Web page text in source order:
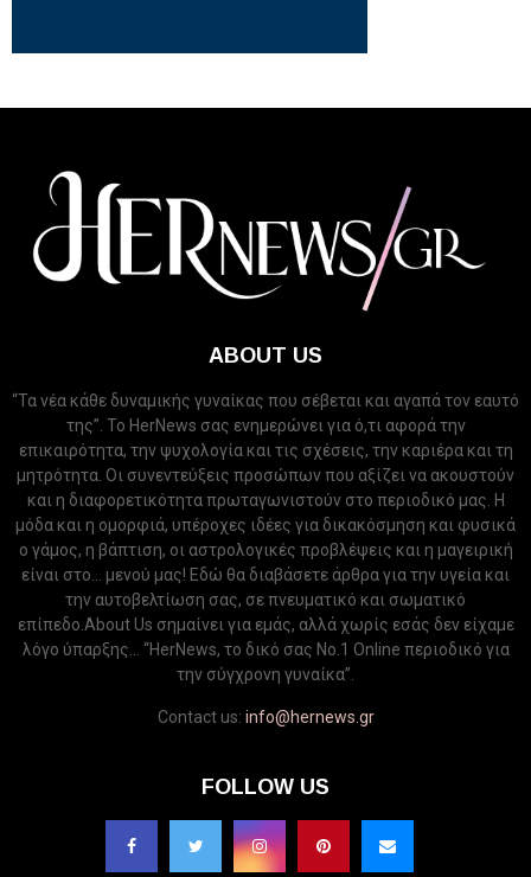
ABOUT US
“Τα νέα κάθε δυναμικής γυναίκας που σέβεται και αγαπά τον εαυτό
της”. Το HerNews σας ενημερώνει για ό,τι αφορά την
επικαιρότητα, την ψυχολογία και τις σχέσεις, την καριέρα και τη
μητρότητα. Οι συνεντεύξεις προσώπων που αξίζει να ακουστούν
και η διαφορετικότητα πρωταγωνιστούν στο περιοδικό μας. Η
μόδα και η ομορφιά, υπέροχες ιδέες για δικακόσμηση και φυσικά
ο γάμος, η βάπτιση, οι αστρολογικές προβλέψεις και η μαγειρική
είναι στο... μενού μας! Εδώ θα διαβάσετε άρθρα για την υγεία και
την αυτοβελτίωση σας, σε πνευματικό και σωματικό
επίπεδο.About Us σημαίνει για εμάς, αλλά χωρίς εσάς δεν είχαμε
λόγο ύπαρξης... “HerNews, το δικό σας Νo.1 Online περιοδικό για
την σύγχρονη γυναίκα”.
Contact us: info@hernews.gr
FOLLOW US